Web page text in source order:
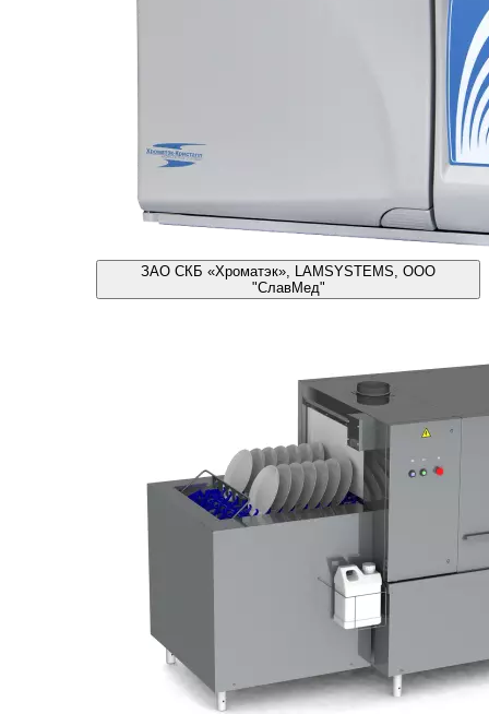
ЗАО СКБ «Хроматэк», LAMSYSTEMS, ООО
"СлавМед"